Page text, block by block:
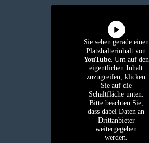
Sie sehen gerade einen
Platzhalterinhalt von
YouTube. Um auf den
eigentlichen Inhalt
zuzugreifen, klicken
Sie auf die
Schaltfläche unten.
Bitte beachten Sie,
dass dabei Daten an
Drittanbieter
weitergegeben
werden.